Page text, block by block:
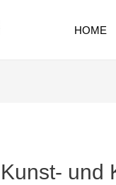
HOME
Kunst- und